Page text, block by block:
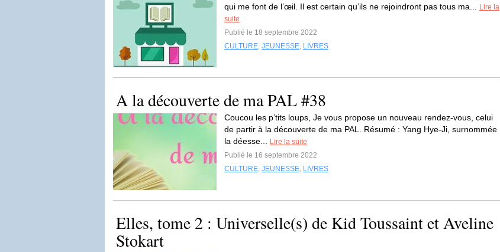
qui me font de l’œil. Il est certain qu’ils ne rejoindront pas tous ma...
Lire la
suite
Publié le 18 septembre 2022
CULTURE, JEUNESSE, LIVRES
A la découverte de ma PAL #38
Coucou les p’tits loups, Je vous propose un nouveau rendez-vous, celui
de partir à la découverte de ma PAL. Résumé : Yang Hye-Ji, surnommée
la déesse...
Lire la suite
Publié le 16 septembre 2022
CULTURE, JEUNESSE, LIVRES
Elles, tome 2 : Universelle(s) de Kid Toussaint et Aveline
Stokart